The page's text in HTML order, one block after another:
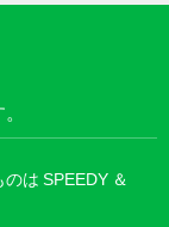
は SPEEDY ＆